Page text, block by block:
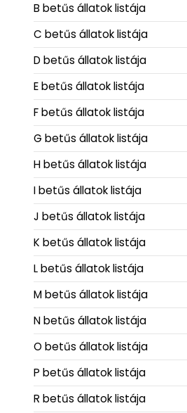
B betűs állatok listája
C betűs állatok listája
D betűs állatok listája
E betűs állatok listája
F betűs állatok listája
G betűs állatok listája
H betűs állatok listája
I betűs állatok listája
J betűs állatok listája
K betűs állatok listája
L betűs állatok listája
M betűs állatok listája
N betűs állatok listája
O betűs állatok listája
P betűs állatok listája
R betűs állatok listája